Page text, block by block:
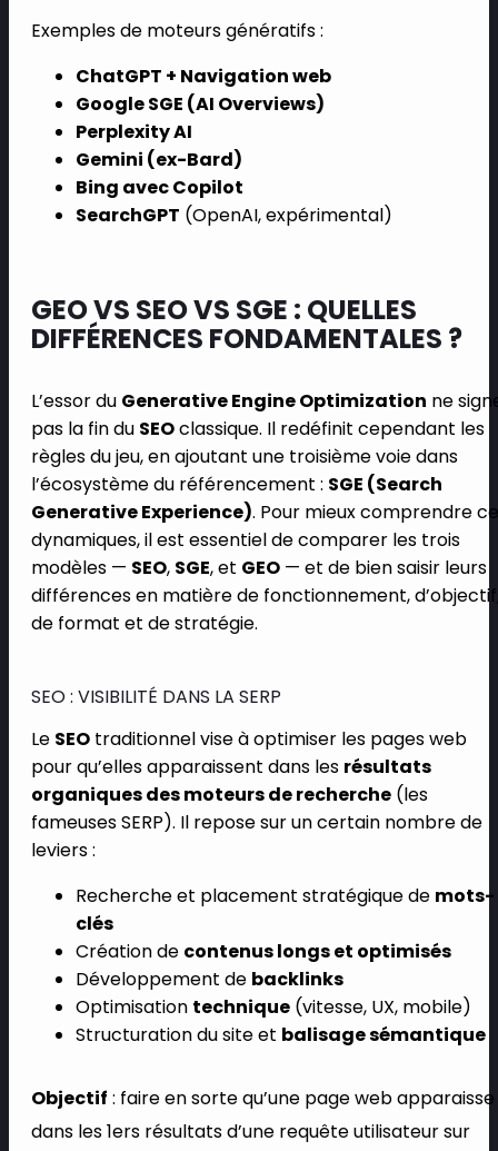
Exemples de moteurs génératifs :
ChatGPT + Navigation web
Google SGE (AI Overviews)
Perplexity AI
Gemini (ex-Bard)
Bing avec Copilot
SearchGPT (OpenAI, expérimental)
GEO VS SEO VS SGE : QUELLES
DIFFÉRENCES FONDAMENTALES ?
L’essor du Generative Engine Optimization ne
pas la fin du SEOclassique. Il redéfinit cependant les
règles du jeu, en ajoutant une troisième voie dans
l’écosystème du référencement : SGE (Search
Generative Experience). Pour mieux comprendre
dynamiques, il est essentiel de comparer les trois
modèles — SEO, SGE, et GEO — et de bien saisir leurs
différences en matière de fonctionnement,
de format et de stratégie.
SEO : VISIBILITÉ DANS LA SERP
Le SEO traditionnel vise à optimiser les pages web
pour qu’elles apparaissent dans les résultats
organiques des moteurs de recherche (les
fameuses SERP). Il repose sur un certain nombre de
leviers :
Recherche et placement stratégique de mots-
clés
Création de contenus longs et optimisés
Développement de backlinks
Optimisation technique (vitesse, UX, mobile)
Structuration du site et balisage sémantique
Objectif : faire en sorte qu’une page web apparaisse
dans les 1ers résultats d’une requête utilisateur sur